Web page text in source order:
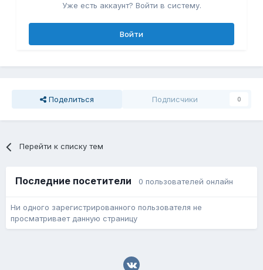
Уже есть аккаунт? Войти в систему.
Войти
Поделиться Подписчики 0
Перейти к списку тем
Последние посетители 0 пользователей онлайн
Ни одного зарегистрированного пользователя не
просматривает данную страницу